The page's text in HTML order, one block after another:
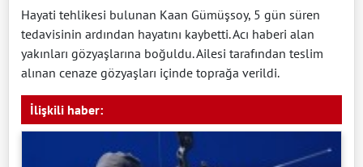
Hayati tehlikesi bulunan Kaan Gümüşsoy, 5 gün süren
tedavisinin ardından hayatını kaybetti. Acı haberi alan
yakınları gözyaşlarına boğuldu. Ailesi tarafından teslim
alınan cenaze gözyaşları içinde toprağa verildi.
İlişkili haber: